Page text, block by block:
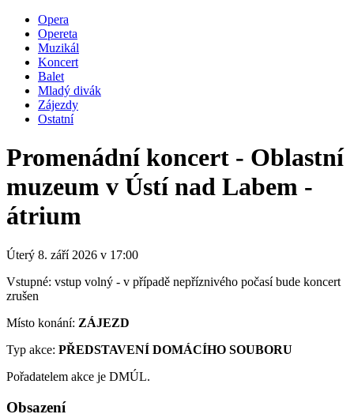
Opera
Opereta
Muzikál
Koncert
Balet
Mladý divák
Zájezdy
Ostatní
Promenádní koncert - Oblastní
muzeum v Ústí nad Labem -
átrium
Úterý 8. září 2026 v 17:00
Vstupné: vstup volný - v případě nepříznivého počasí bude koncert
zrušen
Místo konání: ZÁJEZD
Typ akce: PŘEDSTAVENÍ DOMÁCÍHO SOUBORU
Pořadatelem akce je DMÚL.
Obsazení